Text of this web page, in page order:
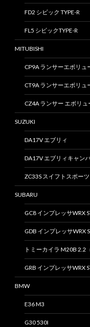
FD2 シビック TYPE-R
FL5 シビックTYPE-R
MITUBISHI
CP9A ランサーエボリュ
CT9A ランサーエボリュ
CZ4A ランサー エボリ
SUZUKI
DA17V エブリィ
DA17V エブリィキャン
ZC33S スイフトスポーツ
SUBARU
GC8 インプレッサWRX
GDB インプレッサWRX
トミーカイラ M20B 2.2
GRB インプレッサWRX
BMW
E36 M3
G30 530I